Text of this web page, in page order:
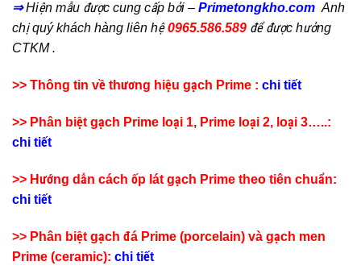
⇒ Hiện mẫu được cung cấp bởi – Primetongkho.com Anh
chị quý khách hàng liên hệ0965.586.589 để được hưởng
CTKM .
>> Thông tin về thương hiệu gạch Prime : chi tiết
>> Phân biệt gạch Prime loại 1, Prime loại 2, loại 3…..:
chi tiết
>> Hướng dẫn cách ốp lát gạch Prime theo tiên chuẩn:
chi tiết
>> Phân biệt gạch đá Prime (porcelain) và gạch men
Prime (ceramic): chi tiết